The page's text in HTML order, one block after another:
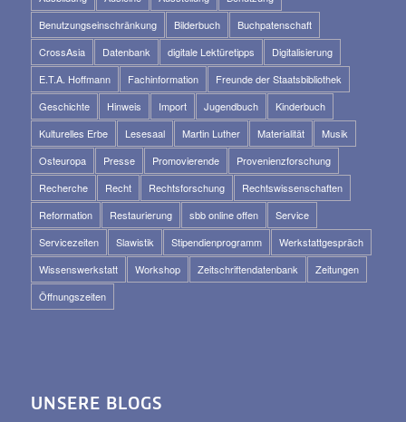
Benutzungseinschränkung
Bilderbuch
Buchpatenschaft
CrossAsia
Datenbank digitale Lektüretipps
Digitalisierung
E.T.A. Hoffmann
Fachinformation
Freunde der Staatsbibliothek
Geschichte
Hinweis Import Jugendbuch
Kinderbuch
Kulturelles Erbe
Lesesaal Martin Luther Materialität
Musik
Osteuropa
Presse Promovierende
Provenienzforschung
Recherche
Recht Rechtsforschung
Rechtswissenschaften
Reformation
Restaurierung sbb online offen
Service
Servicezeiten
Slawistik Stipendienprogramm
Werkstattgespräch
Wissenswerkstatt
Workshop Zeitschriftendatenbank
Zeitungen
Öffnungszeiten
UNSERE BLOGS